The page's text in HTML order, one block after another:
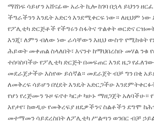
ማሸነፍ ሳይሆን አሸናፊው አራት ኪሎ ከገባ በኋላ ይህንን
ችግራችንን እንዴት አድርጎ እንደሚቀርፍ ነው። ለዚህም ነው
የፖሊቲካ ድርጅቶች የችግሩን ስፋትና ጥልቀት ወርድና ርዝመት
እንጂ፣ ለምን ብለው ነው ራሳቸውን እዚህ ውስጥ የሚከቱት
ሕይወት መቀጠል ስላለበት፣ እናንተ ከማህበረስቡ መሃል ንቁ
ተሰባስባችሁ የፖሊቲካ ድርጅት በመፍጠር እንደ ዜጋ
መደራጀታችሁ እስየው ይሰኛል። መደራጀት ብቻ ግን በቂ
ለመቅረፍ ሳይሆን በሂደት እንዴት አድርጋችሁ
የሆነ የረጅሙን ጉዞ ፍኖተ ካርታ ካሁኑ ማዘጋጀት አለባችሁ።
እየታየ፣ ከወዲሁ የመቅረፍያ ዘዴዎችንና ስልቶችን ደግሞ
መተማመን ሳይደረስበት ለፖሊቲካ ሥልጣን ወንበር ብቻ